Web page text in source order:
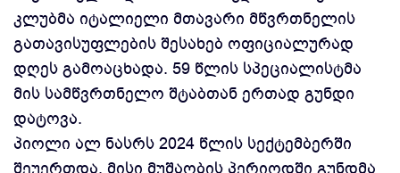
კლუბმა იტალიელი მთავარი მწვრთნელის
გათავისუფლების შესახებ ოფიციალურად
დღეს გამოაცხადა. 59 წლის სპეციალისტმა
მის სამწვრთნელო შტაბთან ერთად გუნდი
დატოვა.
პიოლი ალ ნასრს 2024 წლის სექტემბერში
შეუერთდა. მისი მუშაობის პერიოდში გუნდმა